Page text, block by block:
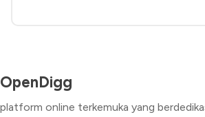
OpenDigg
platform online terkemuka yang